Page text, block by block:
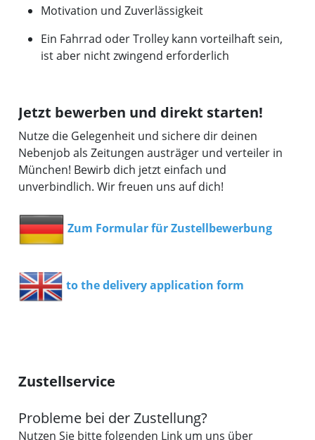
Motivation und Zuverlässigkeit
Ein Fahrrad oder Trolley kann vorteilhaft sein,
ist aber nicht zwingend erforderlich
Jetzt bewerben und direkt starten!
Nutze die Gelegenheit und sichere dir deinen
Nebenjob als Zeitungen austräger und verteiler in
München! Bewirb dich jetzt einfach und
unverbindlich. Wir freuen uns auf dich!
Zum Formular für Zustellbewerbung
to the delivery application form
Zustellservice
Probleme bei der Zustellung?
Nutzen Sie bitte folgenden Link um uns über